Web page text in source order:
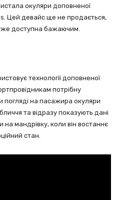
окуляри доповненої
Цей девайс ще не продається,
доступна бажаючим.
технології доповненої
потрібну
погляді на пасажира окуляри
та відразу показують дані
мандрівку, коли він востаннє
стан.